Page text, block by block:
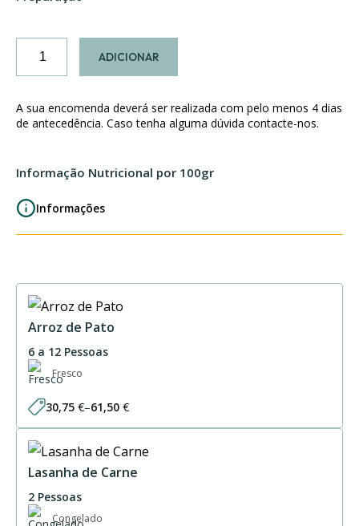
4P
ADICIONAR
A sua encomenda deverá ser realizada com pelo menos 4 dias
de antecedência. Caso tenha alguma dúvida contacte-nos.
Informação Nutricional por 100gr
Informações
Arroz de Pato
6 a 12 Pessoas
Fresco
30,75 €–61,50 €
Price
range:
through
61,50 €
Lasanha de Carne
2 Pessoas
Congelado